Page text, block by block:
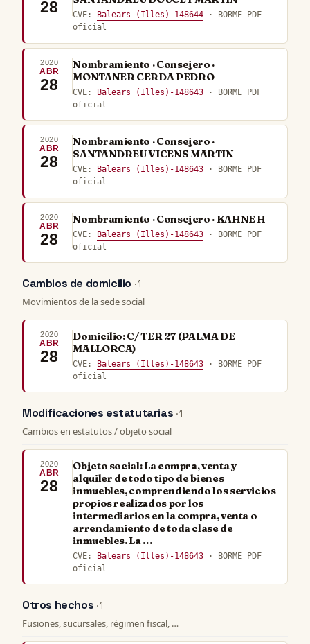
28 CVE: Balears (Illes)-148644 · BORME PDF
oficial
2020
ABR
28
Nombramiento · Consejero ·
MONTANER CERDA PEDRO
CVE: Balears (Illes)-148643 · BORME PDF
oficial
2020
ABR
28
Nombramiento · Consejero ·
SANTANDREU VICENS MARTIN
CVE: Balears (Illes)-148643 · BORME PDF
oficial
2020
ABR
28
Nombramiento · Consejero · KAHNE H
CVE: Balears (Illes)-148643 · BORME PDF
oficial
Cambios de domicilio · 1
Movimientos de la sede social
2020
ABR
28
Domicilio: C/ TER 27 (PALMA DE
MALLORCA)
CVE: Balears (Illes)-148643 · BORME PDF
oficial
Modificaciones estatutarias · 1
Cambios en estatutos / objeto social
2020
ABR
28
Objeto social: La compra, venta y
alquiler de todo tipo de bienes
inmuebles, comprendiendo los servicios
propios realizados por los
intermediarios en la compra, venta o
arrendamiento de toda clase de
inmuebles. La …
CVE: Balears (Illes)-148643 · BORME PDF
oficial
Otros hechos · 1
Fusiones, sucursales, régimen fiscal, …